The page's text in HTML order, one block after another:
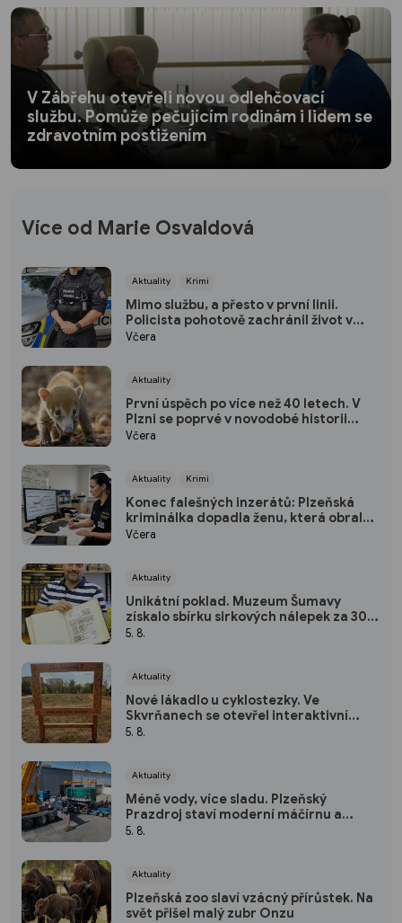
V Zábřehu otevřeli novou odlehčovací
službu. Pomůže pečujícím rodinám i lidem se
zdravotním postižením
Více od Marie Osvaldová
Aktuality Krimi
Mimo službu, a přesto v první linii.
Policista pohotově zachránil život v
plzeňském fitku
Včera
Aktuality
První úspěch po více než 40 letech. V
Plzni se poprvé v novodobé historii
narodili nosálové bělohubí
Včera
Aktuality Krimi
Konec falešných inzerátů: Plzeňská
kriminálka dopadla ženu, která obrala
desítky lidí po celé republice
Včera
Aktuality
Unikátní poklad. Muzeum Šumavy
získalo sbírku sirkových nálepek za 300
tisíc
5. 8.
Aktuality
Nové lákadlo u cyklostezky. Ve
Skvrňanech se otevřel interaktivní
Ekopark
5. 8.
Aktuality
Méně vody, více sladu. Plzeňský
Prazdroj staví moderní máčírnu a
ušetří miliony litrů vody
5. 8.
Aktuality
Plzeňská zoo slaví vzácný přírůstek. Na
svět přišel malý zubr Onzu